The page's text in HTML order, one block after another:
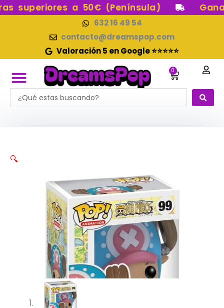
Irsuperiores a 50€ (Península) Gana
632 16 49 54
contacto@dreamspop.com
Valoración 5 en Google ⭐⭐⭐⭐⭐
0
Carrito
Search
...
🔍